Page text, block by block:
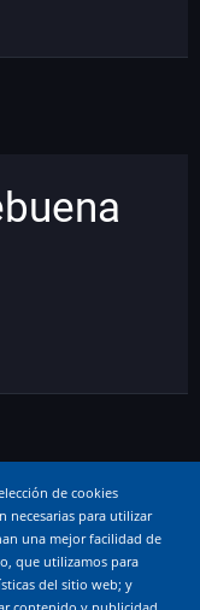
de cookies
necesarias para utilizar
una mejor facilidad de
que utilizamos para
del sitio web; y
de